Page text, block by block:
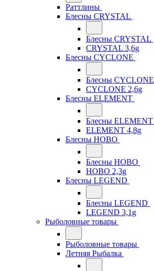
Раттлины
Блесны CRYSTAL
Блесны CRYSTAL
CRYSTAL 3,6g
Блесны CYCLONE
Блесны CYCLONE
CYCLONE 2,6g
Блесны ELEMENT
Блесны ELEMENT
ELEMENT 4,8g
Блесны HOBO
Блесны HOBO
HOBO 2,3g
Блесны LEGEND
Блесны LEGEND
LEGEND 3,1g
Рыболовные товары
Рыболовные товары
Летняя Рыбалка